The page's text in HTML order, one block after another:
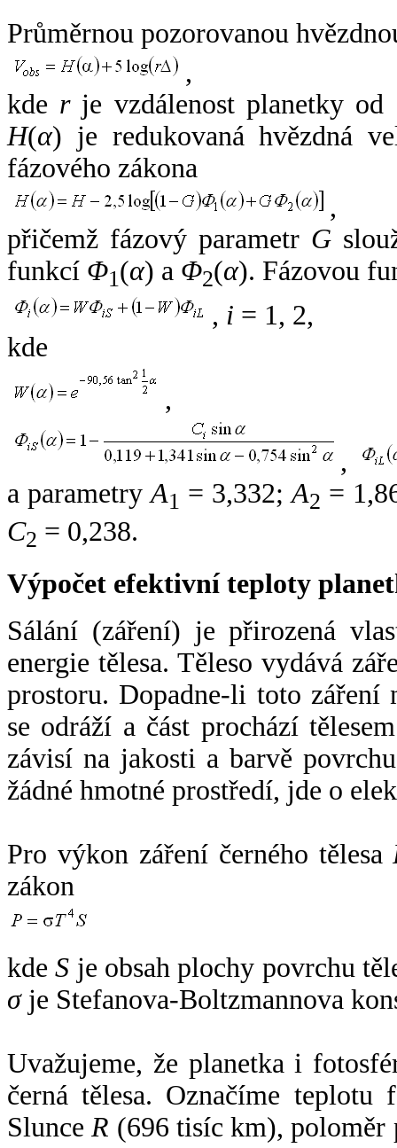
Průměrnou pozorovanou
,
kde rje vzdálenost planetky od
H(α) je redukovaná hvězdná
fázového zákona
,
přičemž fázový parametr G
funkcí Φ1(α) a Φ2(α). Fázovou
, i = 1, 2,
kde
,
,
a parametryA1 = 3,332;A2 =
C2 = 0,238.
Výpočet efektivní teploty
Sálání (záření) je přirozená
energie tělesa. Těleso vydává
prostoru. Dopadne-li toto záření
se odráží a část prochází
závisí na jakosti a barvě
žádné hmotné prostředí, jde o
Pro výkon záření černého tělesa
zákon
kdeS je obsah plochy povrchu
σje Stefanova-Boltzmannova
Uvažujeme, že planetka i
černá tělesa. Označíme
SlunceR (696 tisíc km),